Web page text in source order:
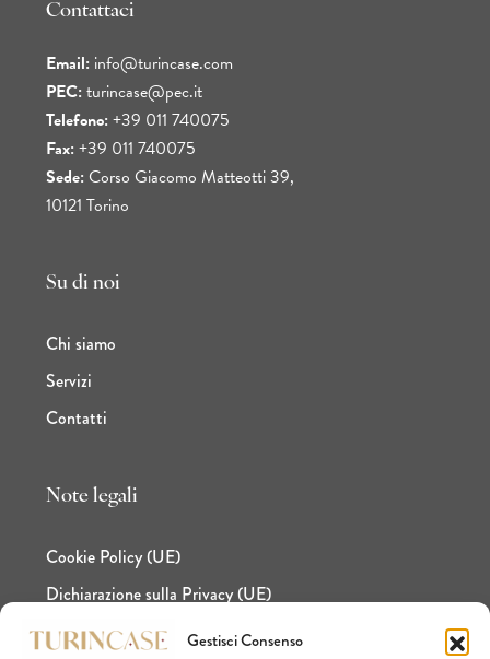
Gestisci Consenso
Contattaci
Email: info@turincase.com
PEC: turincase@pec.it
Telefono: +39 011 740075
Fax: +39 011 740075
Sede: Corso Giacomo Matteotti 39,
10121 Torino
Su di noi
Chi siamo
Servizi
Contatti
Note legali
Cookie Policy (UE)
Dichiarazione sulla Privacy (UE)